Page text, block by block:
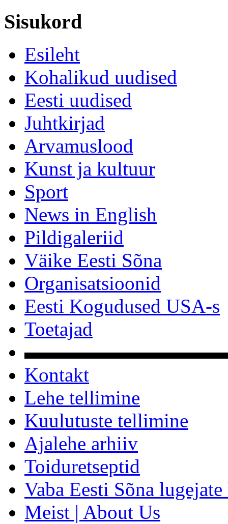
Sisukord
Esileht
Kohalikud uudised
Eesti uudised
Juhtkirjad
Arvamuslood
Kunst ja kultuur
Sport
News in English
Pildigaleriid
Väike Eesti Sõna
Organisatsioonid
Eesti Kogudused USA-s
Toetajad
Kontakt
Lehe tellimine
Kuulutuste tellimine
Ajalehe arhiiv
Toiduretseptid
Vaba Eesti Sõna
Meist | About Us